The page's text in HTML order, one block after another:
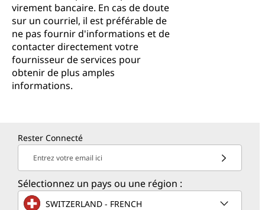
virement bancaire. En cas de doute
sur un courriel, il est préférable de
ne pas fournir d'informations et de
contacter directement votre
fournisseur de services pour
obtenir de plus amples
informations.
Rester Connecté
Entrez votre email ici
Sélectionnez un pays ou une région :
SWITZERLAND - FRENCH